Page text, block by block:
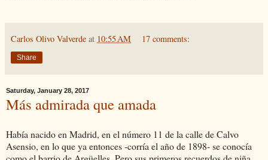
Carlos Olivo Valverde at 10:55 AM 17 comments:
Share
Saturday, January 28, 2017
Más admirada que amada
Había nacido en Madrid, en el número 11 de la calle de Calvo
Asensio, en lo que ya entonces -corría el año de 1898- se conocía